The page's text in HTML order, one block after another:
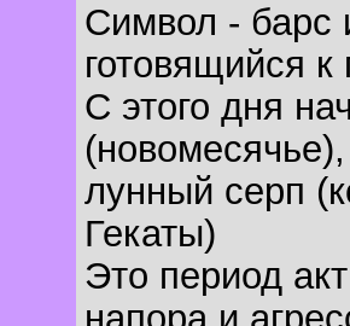
Символ - барс
готовящийся к
С этого дня
лунный серп
Гекаты)
Это период
напора и